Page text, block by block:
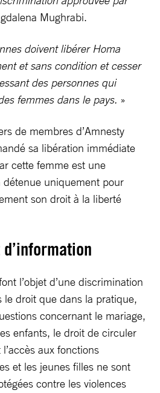
Mughrabi.
doivent libérer Homa
et sans condition et cesser
des personnes qui
femmes dans le pays. »
de membres d’Amnesty
sa libération immédiate
cette femme est une
détenue uniquement pour
son droit à la liberté
l’objet d’une discrimination
le droit que dans la pratique,
concernant le mariage,
enfants, le droit de circuler
aux fonctions
et les jeunes filles ne sont
contre les violences